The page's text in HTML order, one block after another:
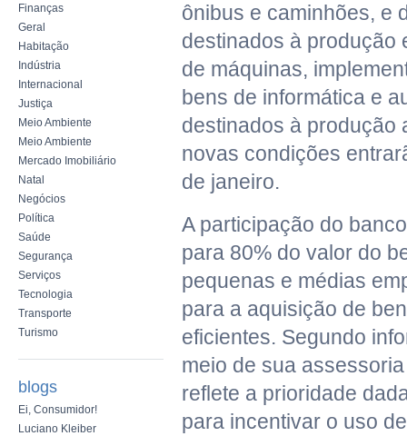
Finanças
Geral
Habitação
Indústria
Internacional
Justiça
Meio Ambiente
Meio Ambiente
Mercado Imobiliário
Natal
Negócios
Política
Saúde
Segurança
Serviços
Tecnologia
Transporte
Turismo
blogs
Ei, Consumidor!
Luciano Kleiber
ônibus e caminhões, e
destinados à produção
de máquinas,
bens de informática e
destinados à produção
novas condições
de janeiro.
A participação do
para 80% do valor do
pequenas e médias
para a aquisição de
eficientes. Segundo
meio de sua
reflete a prioridade
para incentivar o uso